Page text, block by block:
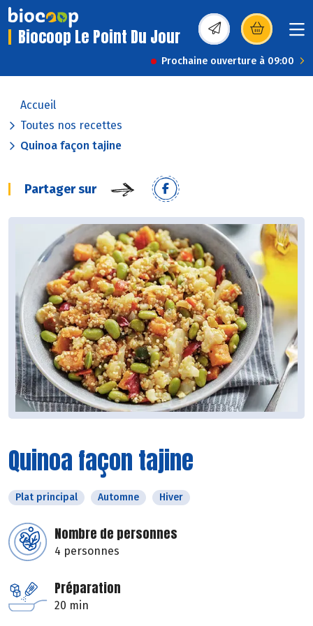
Biocoop Le Point Du Jour (s’ouvre dans une
Prochaine ouverture à 09:00
Accueil
Toutes nos recettes
Quinoa façon tajine
Partager sur
Quinoa façon tajine
Plat principal Automne Hiver
Nombre de personnes
4 personnes
Préparation
20 min